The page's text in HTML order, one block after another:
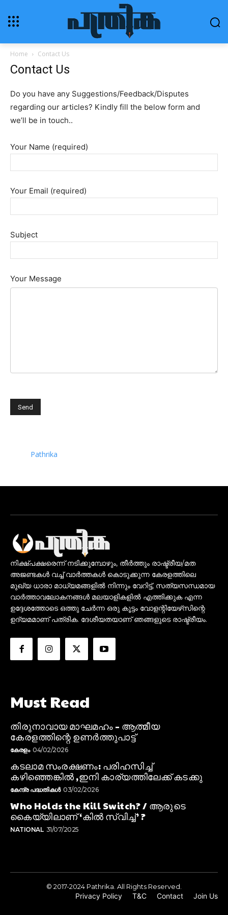
Home Contact Us
Contact Us
Do you have any Suggestions/Feedback/Disputes
regarding our articles? Kindly fill the below form and
we’ll be in touch..
Your Name (required)
Your Email (required)
Subject
Your Message
Pathrika
നിക്ഷ്പക്ഷരെന്ന് നടിക്കുമ്പോഴും, തീർത്തും രാഷ്ട്രീയ/മത
അജണ്ടകൾ വച്ച് വാർത്തകൾ കൊടുക്കുന്ന കേരളത്തിലെ
മുഖ്യ ധാരാ മാധ്യമങ്ങളിൽ നിന്നും വേറിട്ട്, സത്യസന്ധമായ
വാർത്താവലോകനങ്ങൾ മലയാളികളിൽ എത്തിക്കുക എന്ന
ഉദ്ദേശത്തോടെ ഒത്തു ചേർന്ന ഒരു കൂട്ടം വോളന്റിയേഴ്‌സിന്റെ
ഉദ്യമമാണ് പത്രിക. ദേശീയതയാണ് ഞങ്ങളുടെ രാഷ്ട്രീയം.
Must Read
തിരുനാവായ മാഘമഹം – ആത്മീയ
കേരളത്തിന്റെ ഉണർത്തുപാട്ട്
കേരളം 04/02/2026
കടലാമ സംരക്ഷണം: പരിഹസിച്ച്
കഴിഞ്ഞെങ്കിൽ ,ഇനി കാര്യത്തിലേക്ക് കടക്കു
കേന്ദ്ര പദ്ധതികൾ 03/02/2026
Who Holds the Kill Switch? / ആരുടെ
കൈയ്യിലാണ് ‘കിൽ സ്വിച്ച്’ ?
NATIONAL 31/07/2025
© 2017-2024 Pathrika. All Rights Reserved.
Privacy Policy T&C Contact Join Us